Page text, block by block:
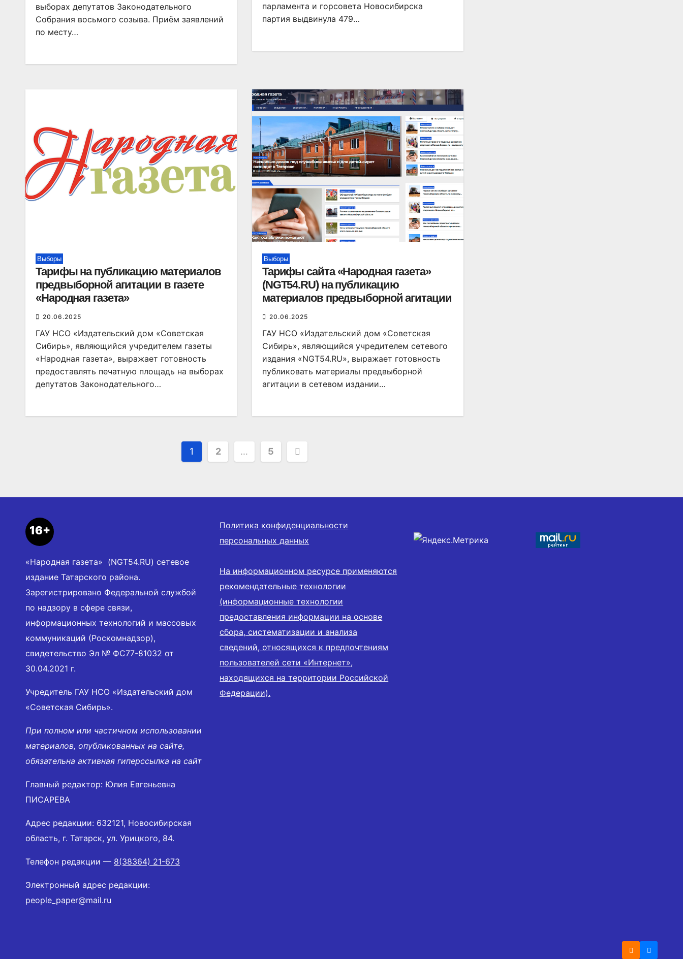
выборах депутатов Законодательного
Собрания восьмого созыва. Приём заявлений
по месту…
парламента и горсовета Новосибирска
партия выдвинула 479…
Выборы
Тарифы на публикацию материалов
предвыборной агитации в газете
«Народная газета»
20.06.2025
ГАУ НСО «Издательский дом «Советская
Сибирь», являющийся учредителем газеты
«Народная газета», выражает готовность
предоставлять печатную площадь на выборах
депутатов Законодательного…
Выборы
Тарифы сайта «Народная газета»
(NGT54.RU) на публикацию
материалов предвыборной агитации
20.06.2025
ГАУ НСО «Издательский дом «Советская
Сибирь», являющийся учредителем сетевого
издания «NGT54.RU», выражает готовность
публиковать материалы предвыборной
агитации в сетевом издании…
Пагинация
1 2 … 5
16+
«Народная газета» (NGT54.RU) сетевое
издание Татарского района.
Зарегистрировано Федеральной службой
по надзору в сфере связи,
информационных технологий и массовых
коммуникаций (Роскомнадзор),
свидетельство Эл № ФС77-81032 от
30.04.2021 г.
Учредитель ГАУ НСО «Издательский дом
«Советская Сибирь».
При полном или частичном использовании
материалов, опубликованных на сайте,
обязательна активная гиперссылка на сайт
Главный редактор: Юлия Евгеньевна
ПИСАРЕВА
Адрес редакции: 632121, Новосибирская
область, г. Татарск, ул. Урицкого, 84.
Телефон редакции — 8(38364) 21-673
Электронный адрес редакции:
people_paper@mail.ru
Политика конфиденциальности
персональных данных
На информационном ресурсе применяются
рекомендательные технологии
(информационные технологии
предоставления информации на основе
сбора, систематизации и анализа
сведений, относящихся к предпочтениям
пользователей сети «Интернет»,
находящихся на территории Российской
Федерации).